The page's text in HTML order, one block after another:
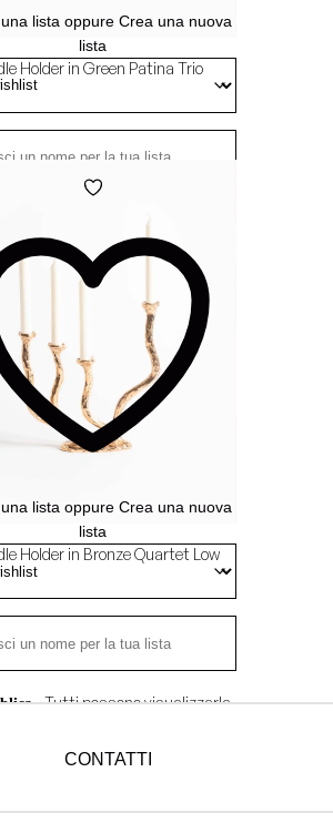
lista oppure Crea una nuova
lista
- Tutti possono visualizzarla
- Solo chi ha il link può
visualizzarla
- Solo tu puoi visualizzarla
Aggiungi
alla
Wishlist
Holder in Green Patina Trio
Wishlist
listaoppure Crea una nuova
lista
- Tutti possono visualizzarla
Holder in Bronze Quartet Low
CONTATTI